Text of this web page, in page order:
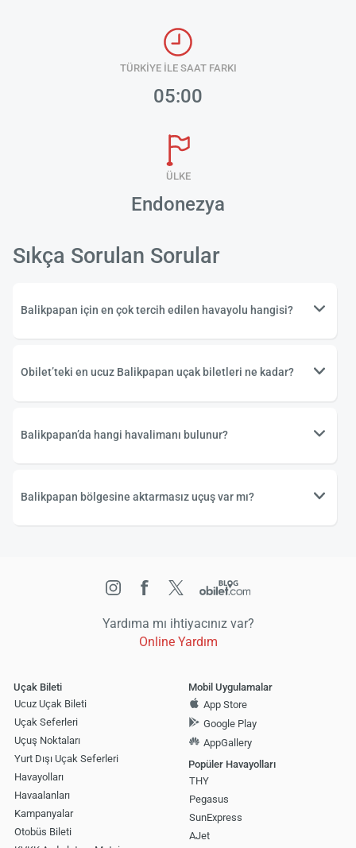
TÜRKİYE İLE SAAT FARKI
05:00
ÜLKE
Endonezya
Sıkça Sorulan Sorular
Balikpapan için en çok tercih edilen havayolu hangisi?
Obilet’teki en ucuz Balikpapan uçak biletleri ne kadar?
Balikpapan’da hangi havalimanı bulunur?
Balikpapan bölgesine aktarmasız uçuş var mı?
Yardıma mı ihtiyacınız var?
Online Yardım
Uçak Bileti
Ucuz Uçak Bileti
Uçak Seferleri
Uçuş Noktaları
Yurt Dışı Uçak Seferleri
Havayolları
Havaalanları
Kampanyalar
Otobüs Bileti
Mobil Uygulamalar
App Store
Google Play
AppGallery
Popüler Havayolları
THY
Pegasus
SunExpress
AJet